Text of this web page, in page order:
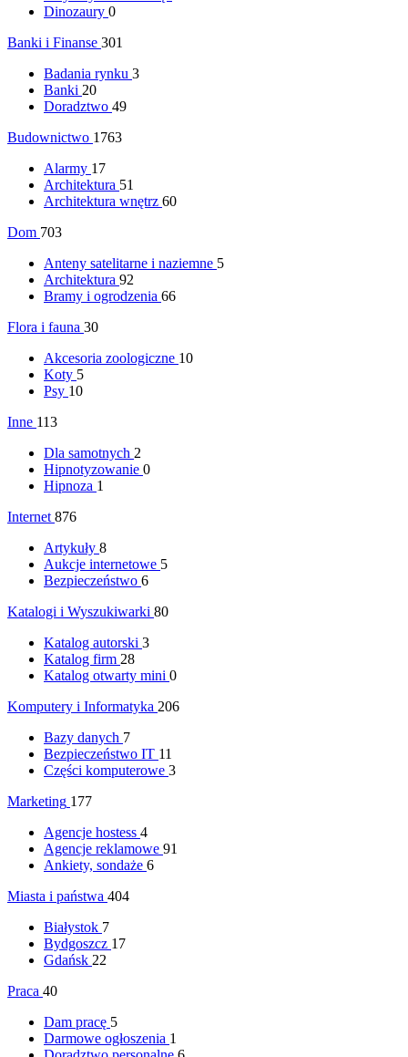
Dinozaury 0
Banki i Finanse 301
Badania rynku 3
Banki 20
Doradztwo 49
Budownictwo 1763
Alarmy 17
Architektura 51
Architektura wnętrz 60
Dom 703
Anteny satelitarne i naziemne 5
Architektura 92
Bramy i ogrodzenia 66
Flora i fauna 30
Akcesoria zoologiczne 10
Koty 5
Psy 10
Inne 113
Dla samotnych 2
Hipnotyzowanie 0
Hipnoza 1
Internet 876
Artykuły 8
Aukcje internetowe 5
Bezpieczeństwo 6
Katalogi i Wyszukiwarki 80
Katalog autorski 3
Katalog firm 28
Katalog otwarty mini 0
Komputery i Informatyka 206
Bazy danych 7
Bezpieczeństwo IT 11
Części komputerowe 3
Marketing 177
Agencje hostess 4
Agencje reklamowe 91
Ankiety, sondaże 6
Miasta i państwa 404
Białystok 7
Bydgoszcz 17
Gdańsk 22
Praca 40
Dam pracę 5
Darmowe ogłoszenia 1